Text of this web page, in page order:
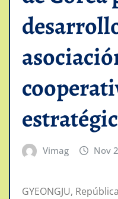
Vimag Nov
GYEONGJU,